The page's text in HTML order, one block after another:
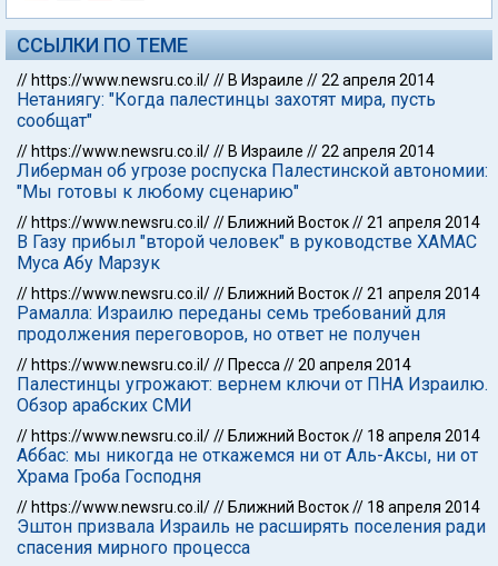
ССЫЛКИ ПО ТЕМЕ
// https://www.newsru.co.il/// В Израиле //22 апреля 2014
Нетаниягу: "Когда палестинцы захотят мира, пусть
сообщат"
// https://www.newsru.co.il/// В Израиле //22 апреля 2014
Либерман об угрозе роспуска Палестинской автономии:
"Мы готовы к любому сценарию"
// https://www.newsru.co.il/// Ближний Восток//21 апреля 2014
В Газу прибыл "второй человек" в руководстве ХАМАС
Муса Абу Марзук
// https://www.newsru.co.il/// Ближний Восток//21 апреля 2014
Рамалла: Израилю переданы семь требований для
продолжения переговоров, но ответ не получен
// https://www.newsru.co.il/// Пресса //20 апреля 2014
Палестинцы угрожают: вернем ключи от ПНА Израилю.
Обзор арабских СМИ
// https://www.newsru.co.il/// Ближний Восток// 18 апреля 2014
Аббас: мы никогда не откажемся ни от Аль-Аксы, ни от
Храма Гроба Господня
// https://www.newsru.co.il/// Ближний Восток// 18 апреля 2014
Эштон призвала Израиль не расширять поселения ради
спасения мирного процесса